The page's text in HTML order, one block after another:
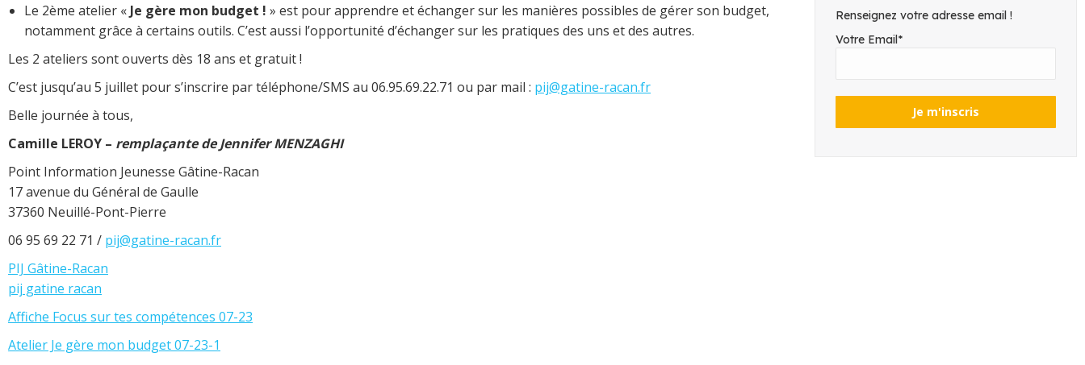
Le 2ème atelier « Je gère mon budget ! » est pour apprendre et échanger sur les manières possibles de gérer son budget,
notamment grâce à certains outils. C’est aussi l’opportunité d’échanger sur les pratiques des uns et des autres.
Les 2 ateliers sont ouverts dès 18 ans et gratuit !
C’est jusqu’au 5 juillet pour s’inscrire par téléphone/SMS au 06.95.69.22.71 ou par mail : pij@gatine-racan.fr
Belle journée à tous,
Camille LEROY – remplaçante de Jennifer MENZAGHI
Point Information Jeunesse Gâtine-Racan
17 avenue du Général de Gaulle
37360 Neuillé-Pont-Pierre
06 95 69 22 71 / pij@gatine-racan.fr
PIJ Gâtine-Racan
pij gatine racan
Affiche Focus sur tes compétences 07-23
Atelier Je gère mon budget 07-23-1
Renseignez votre adresse email !
Votre Email*